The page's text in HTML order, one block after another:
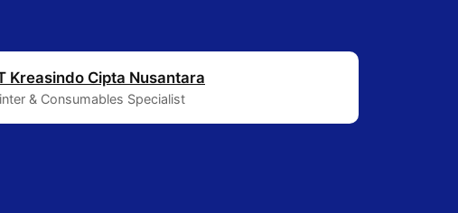
Kreasindo Cipta Nusantara
& Consumables Specialist